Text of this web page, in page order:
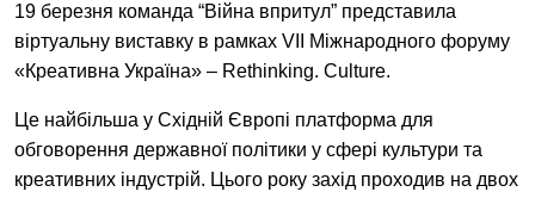
EN UA
FacebookTelegram
19 березня команда “Війна впритул” представила
віртуальну виставку в рамках VII Міжнародного форуму
«Креативна Україна» – Rethinking. Culture.
Це найбільша у Східній Європі платформа для
обговорення державної політики у сфері культури та
креативних індустрій. Цього року захід проходив на двох